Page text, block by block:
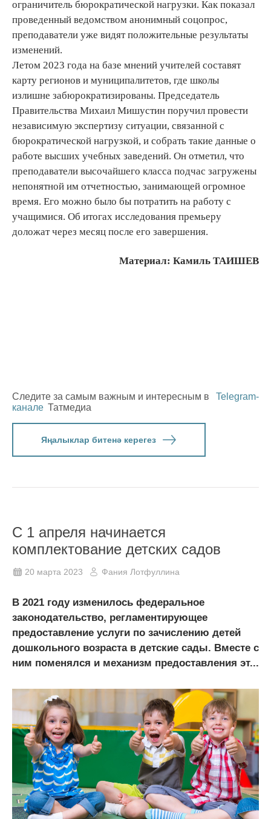
ограничитель бюрократической нагрузки. Как показал
проведенный ведомством анонимный соцопрос,
преподаватели уже видят положительные результаты
изменений.
Летом 2023 года на базе мнений учителей составят
карту регионов и муниципалитетов, где школы
излишне забюрократизированы. Председатель
Правительства Михаил Мишустин поручил провести
независимую экспертизу ситуации, связанной с
бюрократической нагрузкой, и собрать такие данные о
работе высших учебных заведений. Он отметил, что
преподаватели высочайшего класса подчас загружены
непонятной им отчетностью, занимающей огромное
время. Его можно было бы потратить на работу с
учащимися. Об итогах исследования премьеру
доложат через месяц после его завершения.
Материал: Камиль ТАИШЕВ
Следите за самым важным и интересным в
Telegram-
канале Татмедиа
Яңалыклар битенә керегез
С 1 апреля начинается
комплектование детских садов
20 марта 2023 Фания Лотфуллина
В 2021 году изменилось федеральное
законодательство, регламентирующее
предоставление услуги по зачислению детей
дошкольного возраста в детские сады. Вместе с
ним поменялся и механизм предоставления эт...